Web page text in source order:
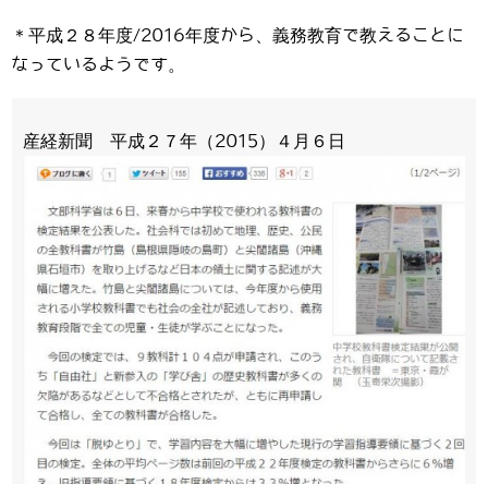
＊平成２８年度/2016年度から、義務教育で教えることに
なっているようです。
産経新聞 平成２７年（2015）４月６日